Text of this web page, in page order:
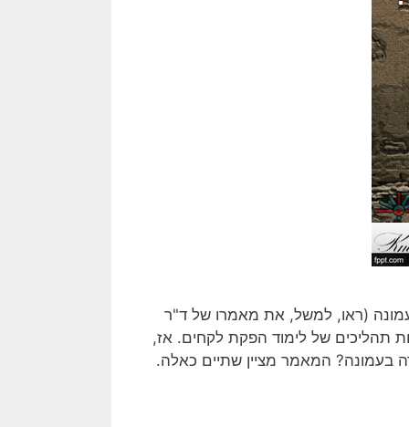
(ראו, למשל, את מאמרו של ד"ר
תהליכים של לימוד הפקת לקחים. אז,
המאמר מציין שתיים כאלה.